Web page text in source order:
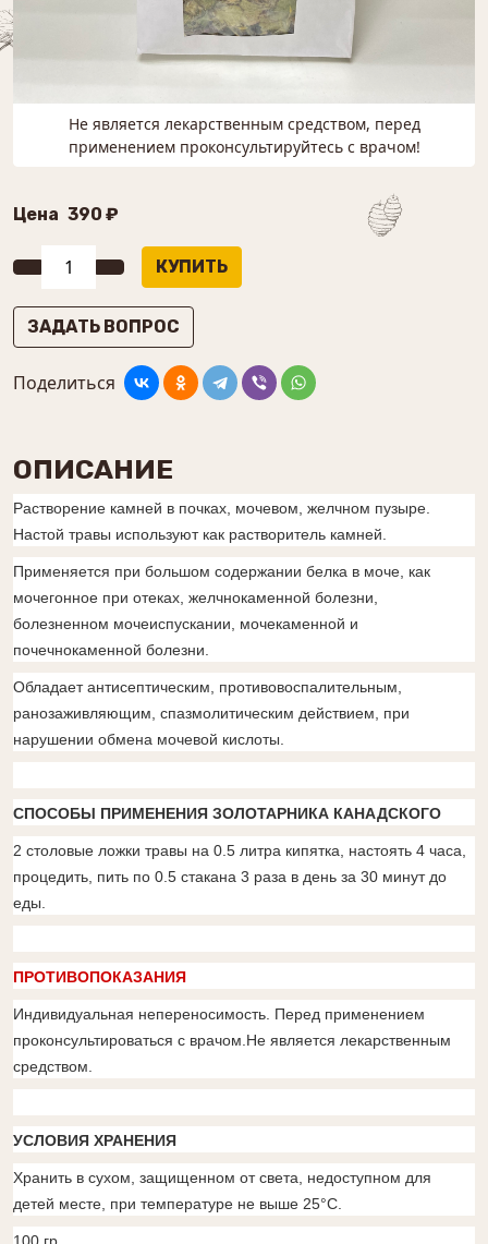
Не является лекарственным средством, перед
применением проконсультируйтесь с врачом!
Цена 390 ₽
ЗАДАТЬ ВОПРОС
Поделиться
ОПИСАНИЕ
Растворение камней в почках, мочевом, желчном пузыре.
Настой травы используют как растворитель камней.
Применяется при большом содержании белка в моче, как
мочегонное при отеках, желчнокаменной болезни,
болезненном мочеиспускании, мочекаменной и
почечнокаменной болезни.
Обладает антисептическим, противовоспалительным,
ранозаживляющим, спазмолитическим действием, при
нарушении обмена мочевой кислоты.
СПОСОБЫ ПРИМЕНЕНИЯ ЗОЛОТАРНИКА КАНАДСКОГО
2 столовые ложки травы на 0.5 литра кипятка, настоять 4 часа,
процедить, пить по 0.5 стакана 3 раза в день за 30 минут до
еды.
ПРОТИВОПОКАЗАНИЯ
Индивидуальная непереносимость. Перед применением
проконсультироваться с врачом.Не является лекарственным
средством.
УСЛОВИЯ ХРАНЕНИЯ
Хранить в сухом, защищенном от света, недоступном для
детей месте, при температуре не выше 25°С.